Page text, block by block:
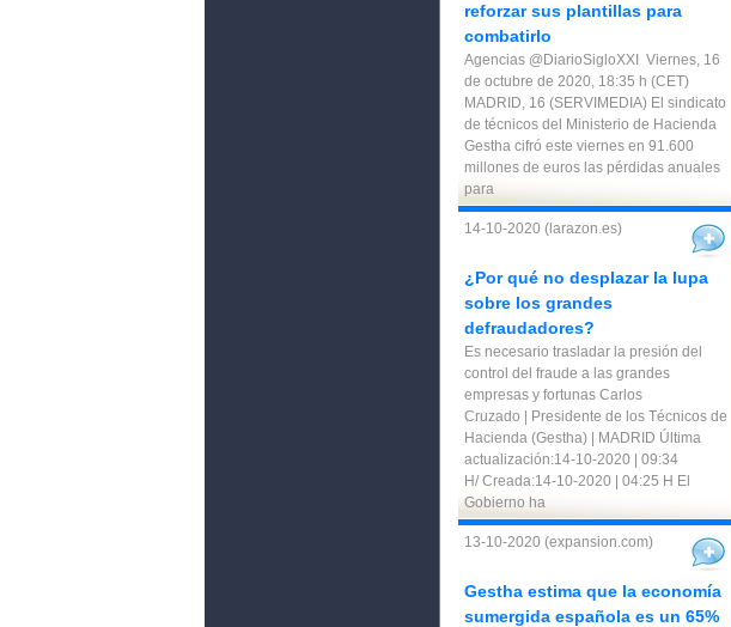
reforzar sus plantillas para
combatirlo
Agencias @DiarioSigloXXI Viernes, 16
de octubre de 2020, 18:35 h (CET)
MADRID, 16 (SERVIMEDIA) El sindicato
de técnicos del Ministerio de Hacienda
Gestha cifró este viernes en 91.600
millones de euros las pérdidas anuales
para
14-10-2020 (larazon.es)
¿Por qué no desplazar la lupa
sobre los grandes
defraudadores?
Es necesario trasladar la presión del
control del fraude a las grandes
empresas y fortunas Carlos
Cruzado | Presidente de los Técnicos de
Hacienda (Gestha) | MADRID Última
actualización:14-10-2020 | 09:34
H/ Creada:14-10-2020 | 04:25 H El
Gobierno ha
13-10-2020 (expansion.com)
Gestha estima que la economía
sumergida española es un 65%